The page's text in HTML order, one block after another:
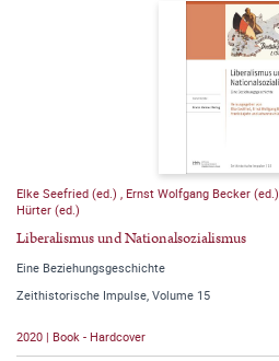
Elke Seefried (ed.) Ernst Wolfgang Becker (ed.)
Hürter (ed.)
Liberalismus und Nationalsozialismus
Eine Beziehungsgeschichte
Zeithistorische Impulse, Volume 15
2020 | Book - Hardcover